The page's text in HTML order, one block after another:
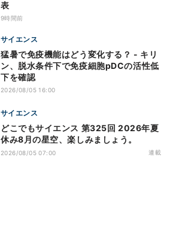
表
9時間前
サイエンス
猛暑で免疫機能はどう変化する？ - キリ
ン、脱水条件下で免疫細胞pDCの活性低
下を確認
2026/08/05 16:00
サイエンス
どこでもサイエンス 第325回 2026年夏
休み8月の星空、楽しみましょう。
2026/08/05 07:00 連載